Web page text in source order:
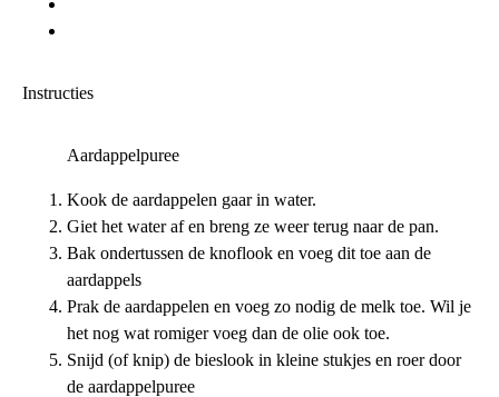
Instructies
Aardappelpuree
Kook de aardappelen gaar in water.
Giet het water af en breng ze weer terug naar de pan.
Bak ondertussen de knoflook en voeg dit toe aan de
aardappels
Prak de aardappelen en voeg zo nodig de melk toe. Wil je
het nog wat romiger voeg dan de olie ook toe.
Snijd (of knip) de bieslook in kleine stukjes en roer door
de aardappelpuree